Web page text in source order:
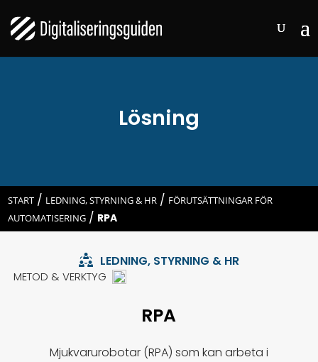
Lösning
START / LEDNING, STYRNING & HR / FÖRUTSÄTTNINGAR FÖR
AUTOMATISERING / RPA
LEDNING, STYRNING & HR
METOD & VERKTYG
RPA
Mjukvarurobotar (RPA) som kan arbeta i